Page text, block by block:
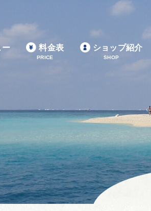
ー 料金表
PRICE
ショップ紹介
SHOP